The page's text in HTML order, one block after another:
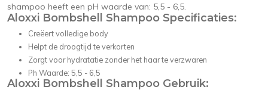
shampoo heeft een pH waarde van: 5,5 - 6,5.
Aloxxi Bombshell Shampoo Specificaties:
Creëert volledige body
Helpt de droogtijd te verkorten
Zorgt voor hydratatie zonder het haar te verzwaren
Ph Waarde: 5,5 - 6,5
Aloxxi Bombshell Shampoo Gebruik: